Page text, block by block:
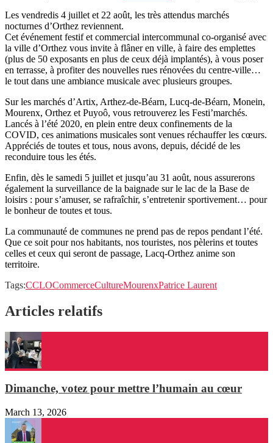
Les vendredis 4 juillet et 22 août, les très attendus marchés
nocturnes d’Orthez reviennent.
Cet événement festif et commercial intercommunal co-organisé avec
la ville d’Orthez vous invite à flâner en ville, à faire des emplettes
(plus de 50 exposants en plus de ceux déjà implantés), à vous poser
en terrasse, à profiter des nouvelles rues rénovées du centre-ville…
le tout dans une ambiance musicale avec plusieurs groupes.
Sur les marchés d’Artix, Arthez-de-Béarn, Lucq-de-Béarn, Monein,
Mourenx, Orthez et Puyoô, vous retrouverez les Festi’marchés.
Lancés à l’été 2020, en plein entre deux confinements de la
COVID, ces animations musicales sont venues réchauffer les cœurs.
Appréciés de toutes et tous, nous avons, depuis, décidé de les
reconduire tous les étés.
Enfin, dès le samedi 5 juillet et jusqu’au 31 août, nous assurerons
également la surveillance de la baignade sur le lac de la Base de
loisirs : pour s’amuser, se rafraîchir, s’entretenir sportivement… pour
le bonheur de toutes et tous.
La communauté de communes ne prend pas de repos pendant l’été.
Que ce soit pour nos habitants, nos touristes, nos pèlerins et toutes
celles et ceux qui seront de passage, Lacq-Orthez anime son
territoire.
Tags:CCLOCommerceCultureMourenxPatrice Laurent
Articles relatifs
Dimanche, votez pour mettre l’humain au cœur
March 13, 2026